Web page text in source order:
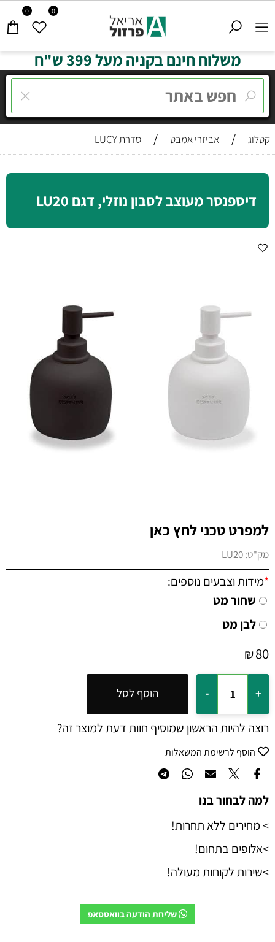
0 0
משלוח חינם בקניה מעל 399 ש"ח
קטלוג / אביזרי אמבט / סדרת LUCY
דיספנסר מעוצב לסבון נוזלי, דגם LU20
למפרט טכני לחץ כאן
מק"ט:LU20
*מידות וצבעים נוספים:
שחור מט
לבן מט
₪80
הוסף לסל
רוצה להיות הראשון שמוסיף חוות דעת למוצר זה?
הוסף לרשימת המשאלות
למה לבחור בנו
> מחירים ללא תחרות!
>אלופים בתחום!
>שירות לקוחות מעולה!
שליחת הודעה בוואטסאפ